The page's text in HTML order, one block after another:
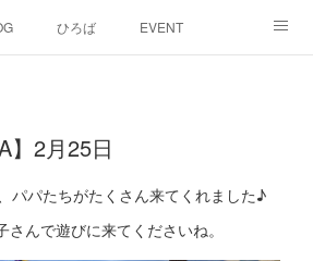
ひろば EVENT
】2月25日
パパたちがたくさん来てくれました♪
んで遊びに来てくださいね。